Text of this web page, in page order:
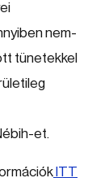
nem-
tünetekkel
et.
ITT